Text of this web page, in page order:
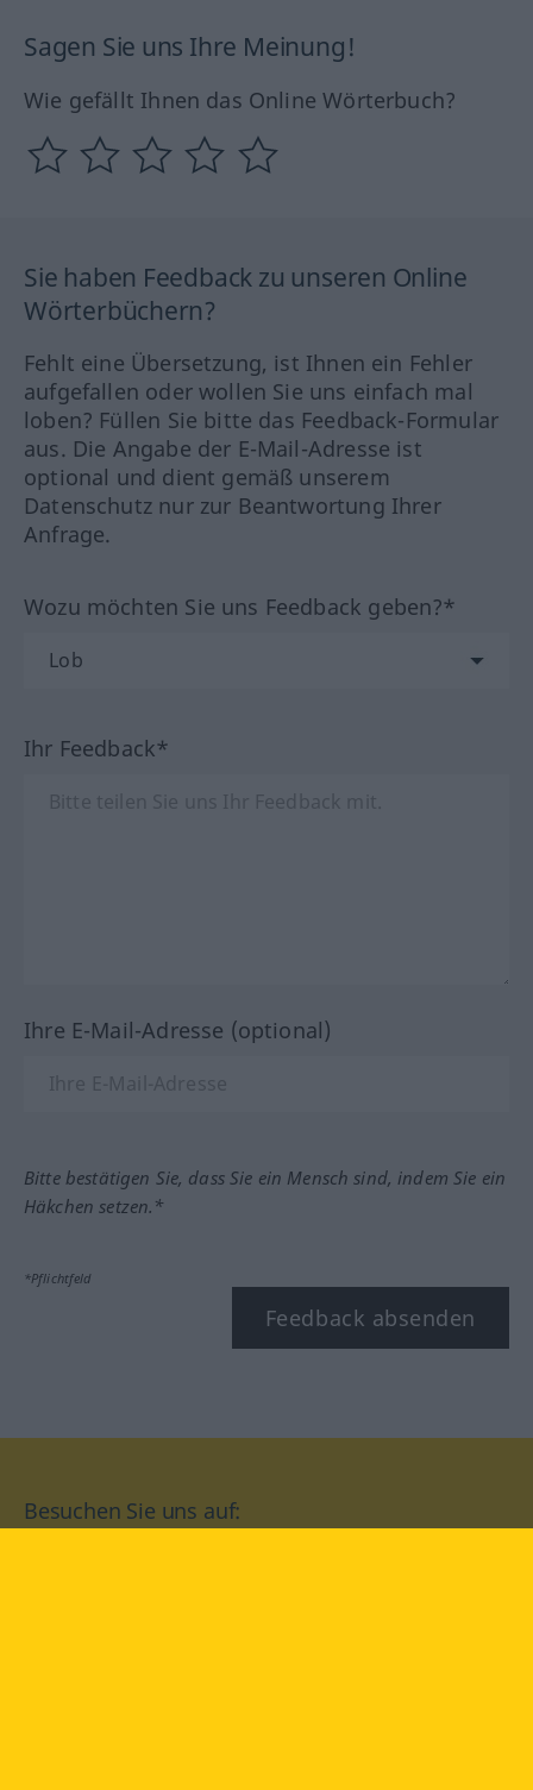
Sagen Sie uns Ihre Meinung!
Wie gefällt Ihnen das Online Wörterbuch?
Sie haben Feedback zu unseren Online
Wörterbüchern?
Fehlt eine Übersetzung, ist Ihnen ein Fehler
aufgefallen oder wollen Sie uns einfach mal
loben? Füllen Sie bitte das Feedback-Formular
aus. Die Angabe der E-Mail-Adresse ist
optional und dient gemäß unserem
Datenschutz nur zur Beantwortung Ihrer
Anfrage.
Wozu möchten Sie uns Feedback geben?*
Ihr Feedback*
Ihre E-Mail-Adresse (optional)
Bitte bestätigen Sie, dass Sie ein Mensch sind, indem Sie ein
Häkchen setzen.*
*Pflichtfeld
Feedback absenden
Besuchen Sie uns auf: